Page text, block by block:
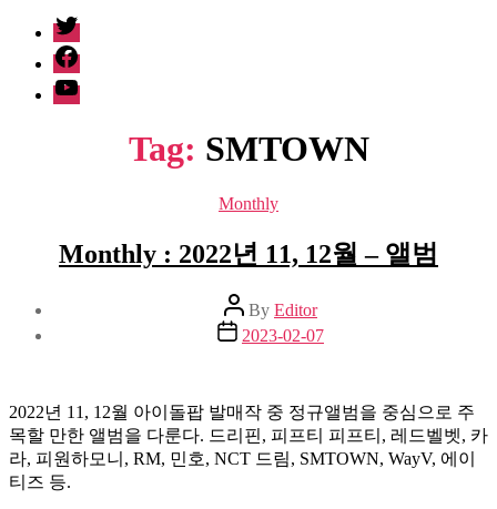
twitter
facebook
Youtube
Tag: SMTOWN
Categories
Monthly
Monthly : 2022년 11, 12월 – 앨범
Post
author
By Editor
Post
date
2023-02-07
2022년 11, 12월 아이돌팝 발매작 중 정규앨범을 중심으로 주
목할 만한 앨범을 다룬다. 드리핀, 피프티 피프티, 레드벨벳, 카
라, 피원하모니, RM, 민호, NCT 드림, SMTOWN, WayV, 에이
티즈 등.